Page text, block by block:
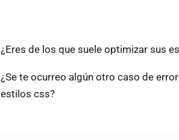
¿Eres de los que suele optimizar sus
¿Se te ocurreo algún otro caso de
estilos css?